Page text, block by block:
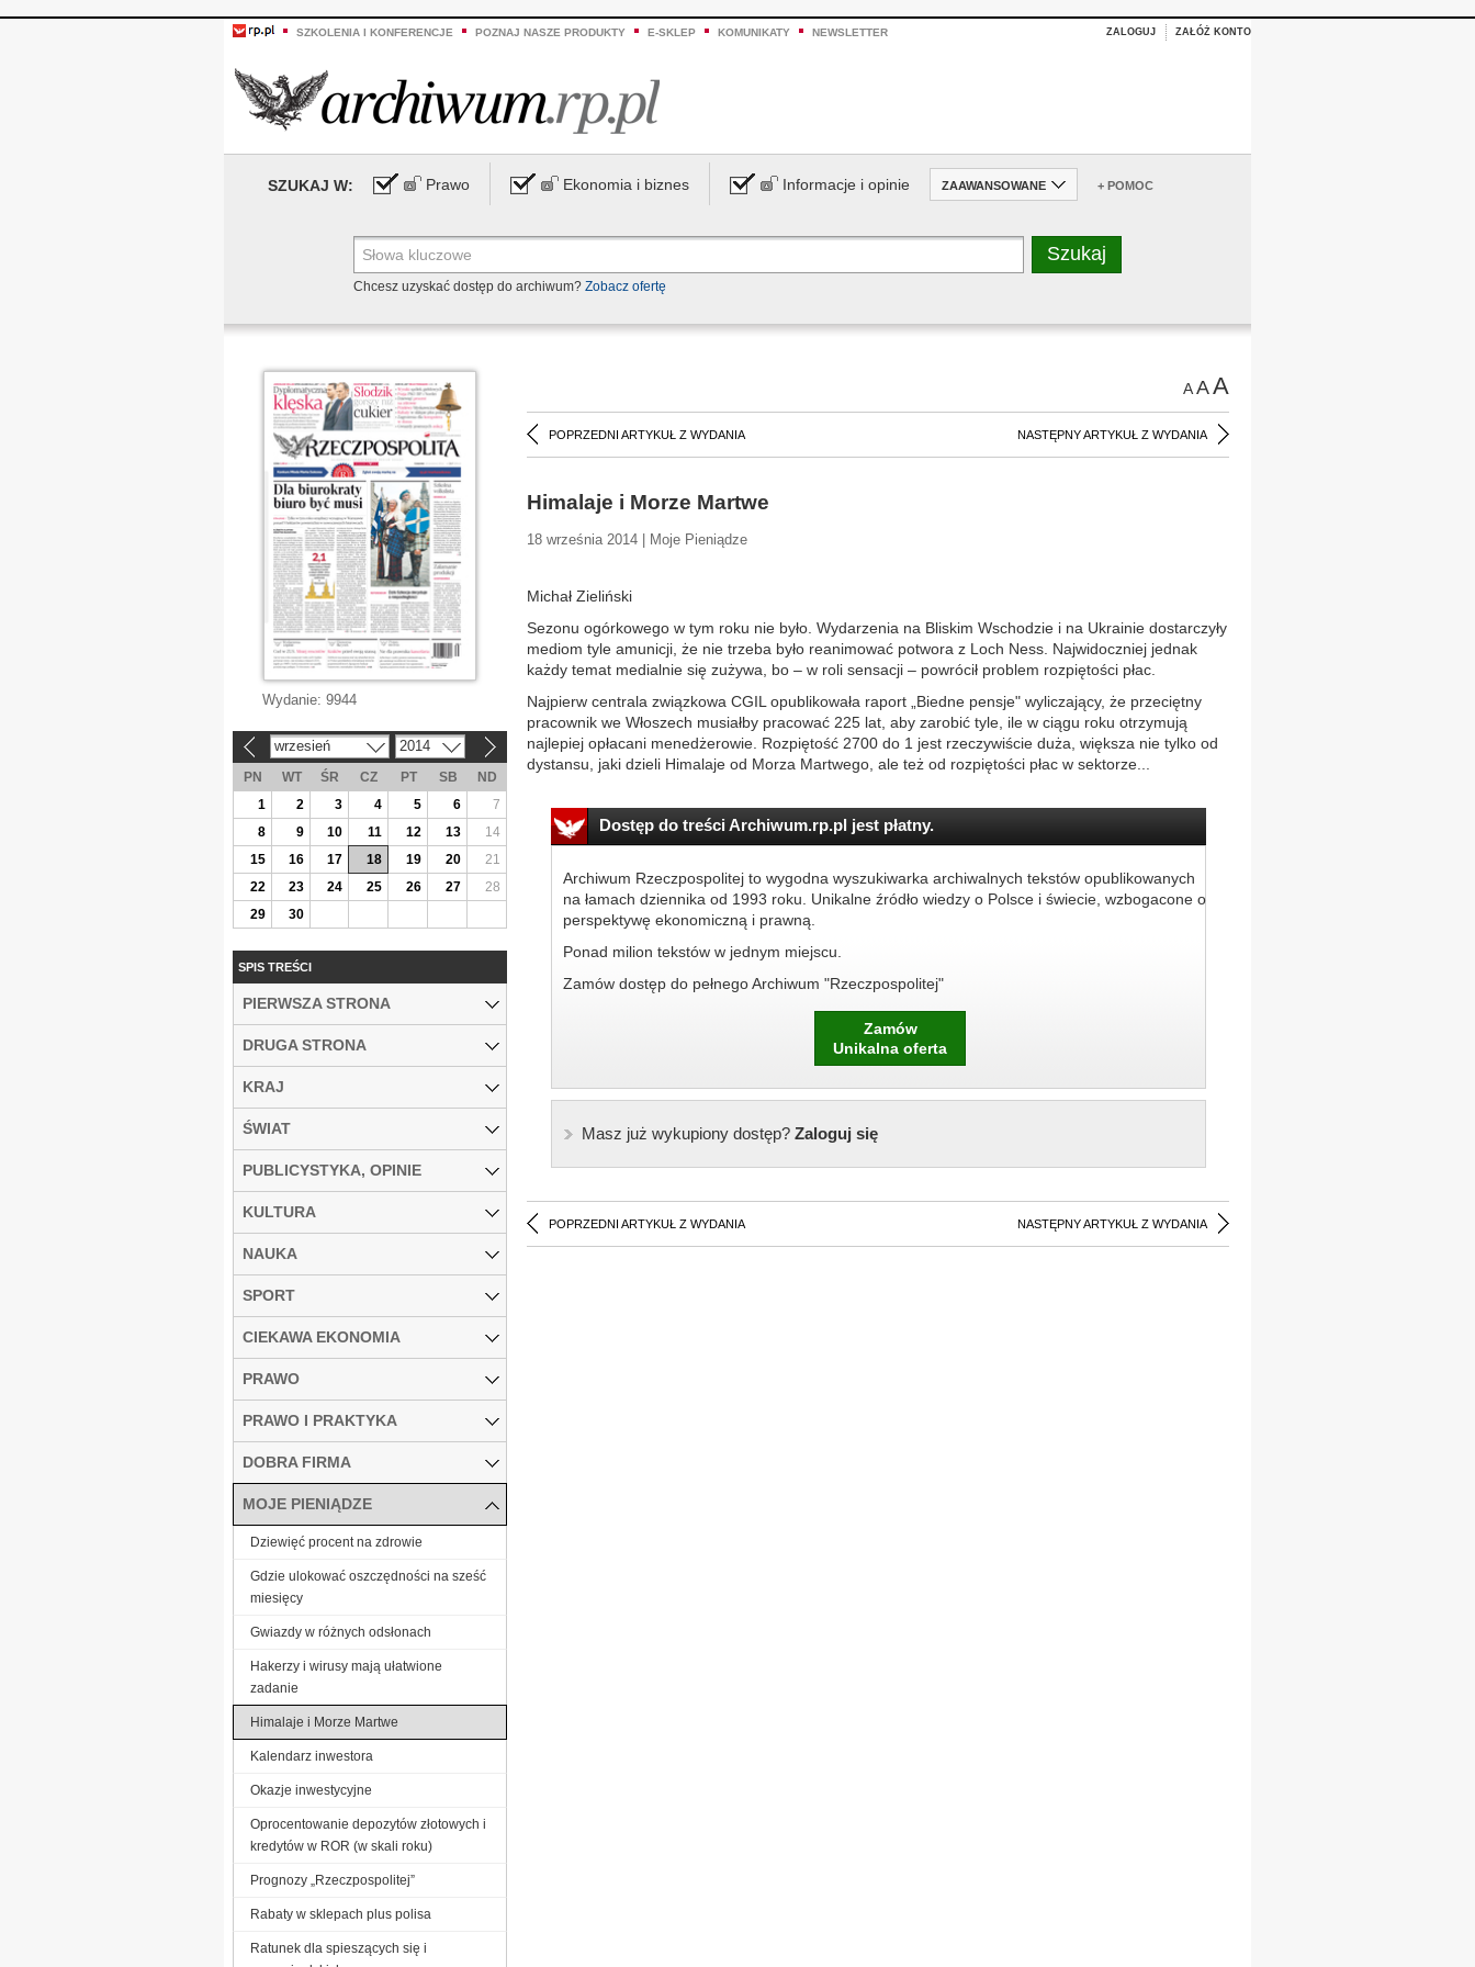
SZKOLENIA I KONFERENCJE POZNAJ NASZE PRODUKTY E-SKLEP KOMUNIKATY NEWSLETTER ZALOGUJ ZAŁÓŻ KONTO
SZUKAJ W: Prawo Ekonomia i biznes Informacje i opinie ZAAWANSOWANE + POMOC
Chcesz uzyskać dostęp do archiwum? Zobacz ofertę
AAA
POPRZEDNI ARTYKUŁ Z WYDANIA NASTĘPNY ARTYKUŁ Z WYDANIA
Himalaje i Morze Martwe
18 września 2014 | Moje Pieniądze
Michał Zieliński
Sezonu ogórkowego w tym roku nie było. Wydarzenia na Bliskim Wschodzie i na Ukrainie dostarczyły
mediom tyle amunicji, że nie trzeba było reanimować potwora z Loch Ness. Najwidoczniej jednak
każdy temat medialnie się zużywa, bo – w roli sensacji – powrócił problem rozpiętości płac.
Najpierw centrala związkowa CGIL opublikowała raport „Biedne pensje" wyliczający, że przeciętny
pracownik we Włoszech musiałby pracować 225 lat, aby zarobić tyle, ile w ciągu roku otrzymują
najlepiej opłacani menedżerowie. Rozpiętość 2700 do 1 jest rzeczywiście duża, większa nie tylko od
dystansu, jaki dzieli Himalaje od Morza Martwego, ale też od rozpiętości płac w sektorze...
Dostęp do treści Archiwum.rp.pl jest płatny.
Archiwum Rzeczpospolitej to wygodna wyszukiwarka archiwalnych tekstów opublikowanych
na łamach dziennika od 1993 roku. Unikalne źródło wiedzy o Polsce i świecie, wzbogacone o
perspektywę ekonomiczną i prawną.
Ponad milion tekstów w jednym miejscu.
Zamów dostęp do pełnego Archiwum "Rzeczpospolitej"
Zamów
Unikalna oferta
Masz już wykupiony dostęp?Zaloguj się
POPRZEDNI ARTYKUŁ Z WYDANIA NASTĘPNY ARTYKUŁ Z WYDANIA
Wydanie: 9944
wrzesień 2014
PN WT ŚR CZ PT SB
ND
1
2 3 4 5 6
7
8
9 10 11 12 13
14
15
16 17 18 19 20
21
22
23 24 25 26 27
28
29
30
SPIS TREŚCI
PIERWSZA STRONA
DRUGA STRONA
KRAJ
ŚWIAT
PUBLICYSTYKA, OPINIE
KULTURA
NAUKA
SPORT
CIEKAWA EKONOMIA
PRAWO
PRAWO I PRAKTYKA
DOBRA FIRMA
MOJE PIENIĄDZE
Dziewięć procent na zdrowie
Gdzie ulokować oszczędności na sześć
miesięcy
Gwiazdy w różnych odsłonach
Hakerzy i wirusy mają ułatwione
zadanie
Himalaje i Morze Martwe
Kalendarz inwestora
Okazje inwestycyjne
Oprocentowanie depozytów złotowych i
kredytów w ROR (w skali roku)
Prognozy „Rzeczpospolitej”
Rabaty w sklepach plus polisa
Ratunek dla spieszących się i